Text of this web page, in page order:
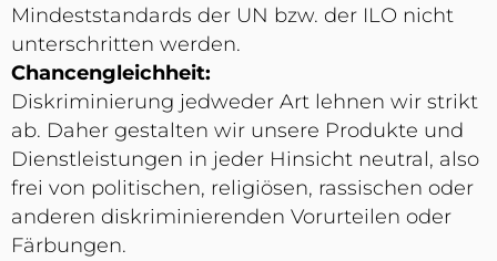
Mindeststandards der UN bzw. der ILO nicht
unterschritten werden.
Chancengleichheit:
Diskriminierung jedweder Art lehnen wir strikt
ab. Daher gestalten wir unsere Produkte und
Dienstleistungen in jeder Hinsicht neutral, also
frei von politischen, religiösen, rassischen oder
anderen diskriminierenden Vorurteilen oder
Färbungen.